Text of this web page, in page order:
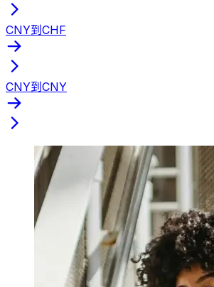
CNY到CHF
CNY到CNY